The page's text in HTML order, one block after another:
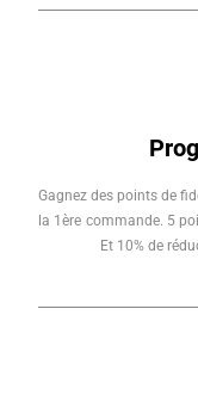
Gagnez des points de
la 1ère commande. 5
Et 10% de